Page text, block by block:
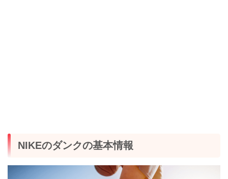
NIKEのダンクの基本情報